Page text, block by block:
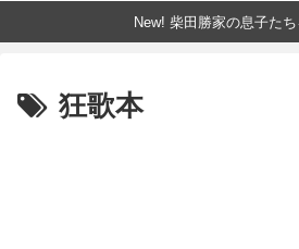
New! 柴田勝家の息子たち
狂歌本